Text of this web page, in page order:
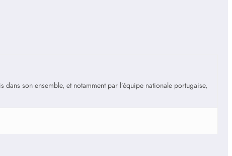
son ensemble, et notamment par l’équipe nationale portugaise,